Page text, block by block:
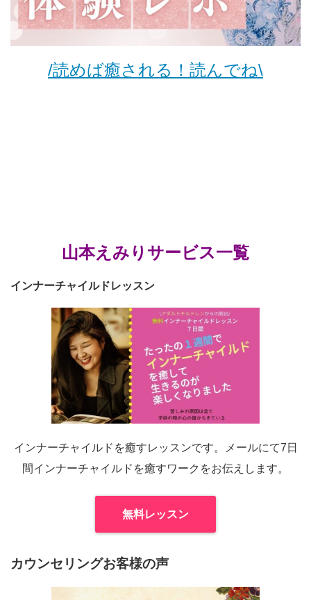
/読めば癒される！読んでね\
山本えみりサービス一覧
インナーチャイルドレッスン
インナーチャイルドを癒すレッスンです。メールにて7日
間インナーチャイルドを癒すワークをお伝えします。
無料レッスン
カウンセリングお客様の声